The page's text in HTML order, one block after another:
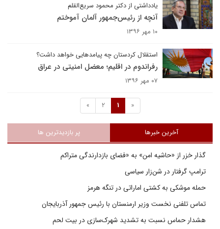
یادداشتی از دکتر محمود سریع‌القلم
آنچه از رئیس‌جمهور آلمان آموختم
۱۰ مهر ۱۳۹۶
استقلال کردستان چه پیامدهایی خواهد داشت؟
رفراندوم در اقلیم؛ معضل امنیتی در عراق
۰۷ مهر ۱۳۹۶
«
1
2
»
آخرین خبرها پر بازدیدترین ها
گذار خزر از «حاشیه امن» به «فضای بازدارندگی متراکم
ترامپ گرفتار در شن‌زار سیاسی
حمله موشکی به کشتی اماراتی در تنگه هرمز
تماس تلفنی نخست وزیر ارمنستان با رئیس جمهور آذربایجان
هشدار حماس نسبت به تشدید شهرک‌سازی در بیت‌ لحم